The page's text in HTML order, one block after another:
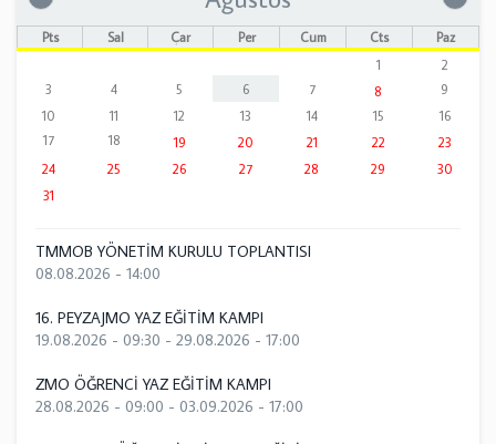
Pts Sal Çar Per Cum Cts
Paz
1
2
3
4 5 6 7 8
9
10
11 12 13 14 15
16
17
18 19 20 21 22
23
24
25 26 27 28 29
30
31
TMMOB YÖNETİM KURULU TOPLANTISI
08.08.2026 - 14:00
16. PEYZAJMO YAZ EĞİTİM KAMPI
19.08.2026 - 09:30 - 29.08.2026 - 17:00
ZMO ÖĞRENCİ YAZ EĞİTİM KAMPI
28.08.2026 - 09:00 - 03.09.2026 - 17:00